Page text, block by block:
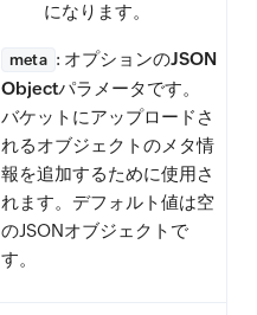
になります。
meta : オプションのJSON
Objectパラメータです。
バケットにアップロードさ
れるオブジェクトのメタ情
報を追加するために使用さ
れます。デフォルト値は空
のJSONオブジェクトで
す。